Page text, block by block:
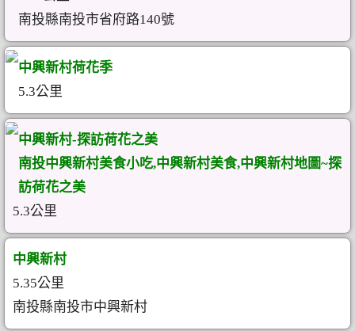
南投縣南投市省府路140號
中興新村荷花季
5.3公里
中興新村-探訪荷花之美
南投中興新村美食小吃,中興新村美食,中興新村地圖~探
訪荷花之美
5.3公里
中興新村
5.35公里
南投縣南投市中興新村